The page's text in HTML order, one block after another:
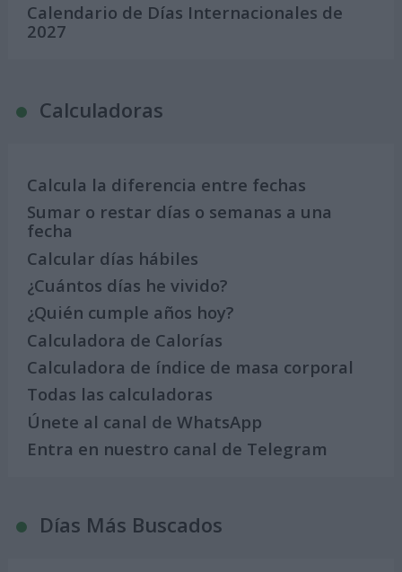
Calendario de Días Internacionales de
2027
Calculadoras
Calcula la diferencia entre fechas
Sumar o restar días o semanas a una
fecha
Calcular días hábiles
¿Cuántos días he vivido?
¿Quién cumple años hoy?
Calculadora de Calorías
Calculadora de índice de masa corporal
Todas las calculadoras
Únete al canal de WhatsApp
Entra en nuestro canal de Telegram
Días Más Buscados